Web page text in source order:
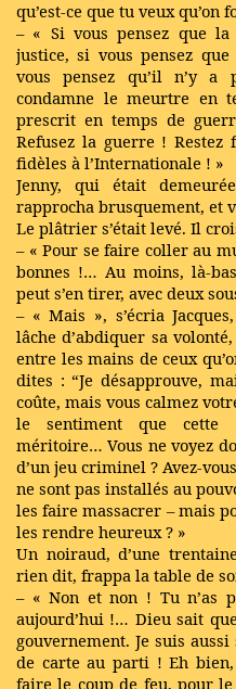
qu’est-ce que tu veux qu’on
– « Si vous pensez que
justice, si vous pensez
vous pensez qu’il n’y a
condamne le meurtre en
prescrit en temps de
Refusez la guerre ! Restez
fidèles à l’Internationale ! »
Jenny, qui était
rapprocha brusquement, et
Le plâtrier s’était levé. Il
– « Pour se faire coller au
bonnes !… Au moins, là-
peut s’en tirer, avec deux
– « Mais », s’écria
lâche d’abdiquer sa
entre les mains de ceux
dites : “Je désapprouve,
coûte, mais vous calmez
le sentiment que cette
méritoire… Vous ne voyez
d’un jeu criminel ? Avez-
ne sont pas installés au
les faire massacrer – mais
les rendre heureux ? »
Un noiraud, d’une
rien dit, frappa la table de
– « Non et non ! Tu n’as
aujourd’hui !… Dieu sait
gouvernement. Je suis
de carte au parti ! Eh
faire le coup de feu, pour